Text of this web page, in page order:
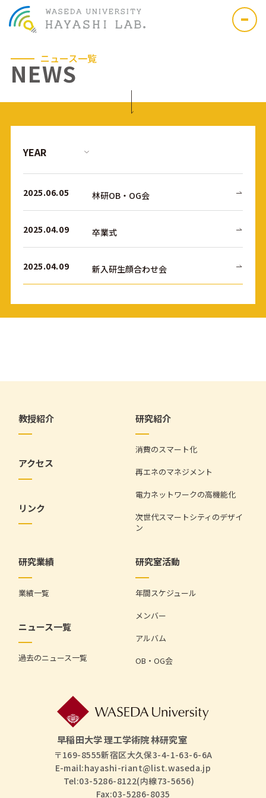
ニュース一覧
NEWS
2025.06.05 林研OB・OG会
2025.04.09 卒業式
2025.04.09 新入研生顔合わせ会
教授紹介
アクセス
リンク
研究紹介
消費のスマート化
再エネのマネジメント
電力ネットワークの高機能化
次世代スマートシティのデザイ
ン
研究業績
業績一覧
ニュース一覧
過去のニュース一覧
研究室活動
年間スケジュール
メンバー
アルバム
OB・OG会
早稲田大学 理工学術院 林研究室
〒169-8555新宿区大久保3-4-1-63-6-6A
E-mail:hayashi-riant@list.waseda.jp
Tel:03-5286-8122(内線73-5656)
Fax:03-5286-8035